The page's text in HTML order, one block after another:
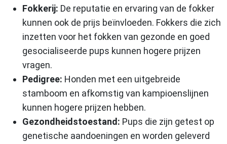
Fokkerij: De reputatie en ervaring van de fokker
kunnen ook de prijs beïnvloeden. Fokkers die zich
inzetten voor het fokken van gezonde en goed
gesocialiseerde pups kunnen hogere prijzen
vragen.
Pedigree: Honden met een uitgebreide
stamboom en afkomstig van kampioenslijnen
kunnen hogere prijzen hebben.
Gezondheidstoestand: Pups die zijn getest op
genetische aandoeningen en worden geleverd